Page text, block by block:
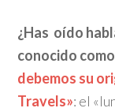
¿Has oído
conocido
debemos su
Travels»: el